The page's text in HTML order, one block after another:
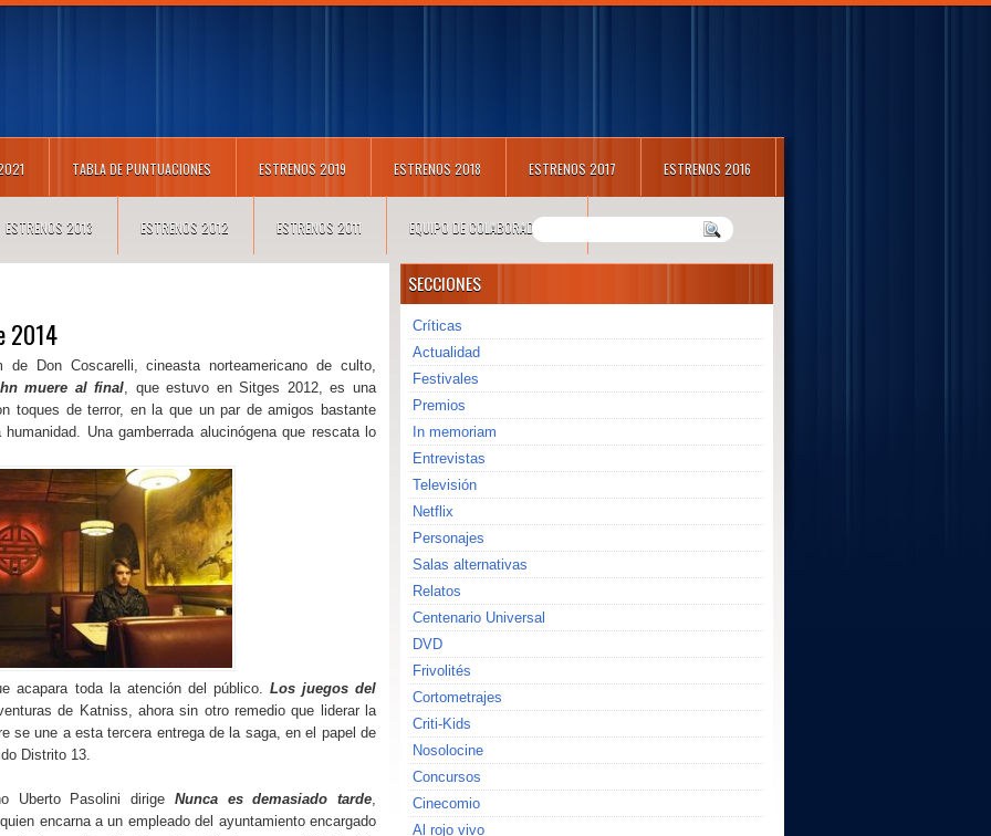
TABLA DE PUNTUACIONES ESTRENOS 2019 ESTRENOS 2018 ESTRENOS 2017 ESTRENOS 2016
ESTRENOS 2013 ESTRENOS 2012 ESTRENOS 2011 EQUIPO DE COLABORADORES
2014
Don Coscarelli, cineasta norteamericano de culto,
muere al final , que estuvo en Sitges 2012, es una
toques de terror, en la que un par de amigos bastante
Una gamberrada alucinógena que rescata lo
acapara toda la atención del público. Los juegos del
de Katniss, ahora sin otro remedio que liderar la
se une a esta tercera entrega de la saga, en el papel de
Distrito 13.
Uberto Pasolini dirige Nunca es demasiado tarde
encarna a un empleado del ayuntamiento encargado
SECCIONES
Críticas
Actualidad
Festivales
Premios
In memoriam
Entrevistas
Televisión
Netflix
Personajes
Salas alternativas
Relatos
Centenario Universal
DVD
Frivolités
Cortometrajes
Criti-Kids
Nosolocine
Concursos
Cinecomio
Al rojo vivo